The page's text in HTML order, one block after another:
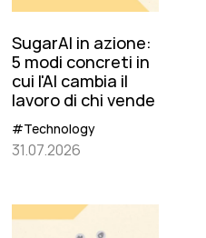
SugarAI in azione:
5 modi concreti in
cui l'AI cambia il
lavoro di chi vende
#Technology
31.07.2026